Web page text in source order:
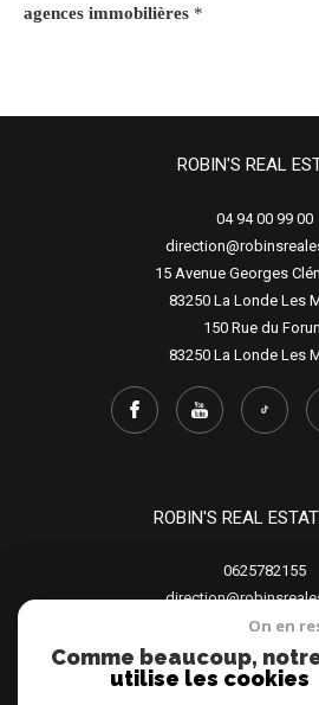
agences immobilières *
ROBIN'S REAL
04 94 00 99 00
15 Avenue Georges
83250
La Londe Les
150 Rue du
83250
La Londe Les
ROBIN'S REAL
0625782155
15 Avenue Georges
83250 La Londe Les
150 Rue du Forum
On en
Comme beaucoup,
utilise les cookies